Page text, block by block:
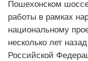
Пошехонском
работы в рамках
национальному
несколько лет
Российской